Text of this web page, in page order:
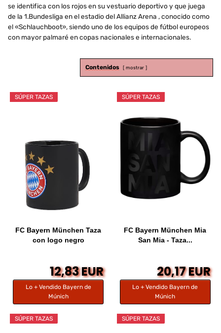
se identifica con los rojos en su vestuario deportivo y que juega
de la 1.Bundesliga en el estadio del Allianz Arena , conocido como
el «Schlauchboot», siendo uno de los equipos de fútbol europeos
con mayor palmaré en copas nacionales e internacionales.
Contenidos mostrar
SÚPER TAZAS
FC Bayern München Taza
con logo negro
12,83 EUR
Lo + Vendido Bayern de
Múnich
SÚPER TAZAS
FC Bayern München Mia
San Mia - Taza...
20,17 EUR
Lo + Vendido Bayern de
Múnich
SÚPER TAZAS SÚPER TAZAS